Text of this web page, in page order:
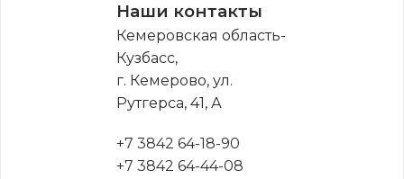
Наши контакты
Кемеровская область-
Кузбасс,
г. Кемерово, ул.
Рутгерса, 41, А
+7 3842 64-18-90
+7 3842 64-44-08